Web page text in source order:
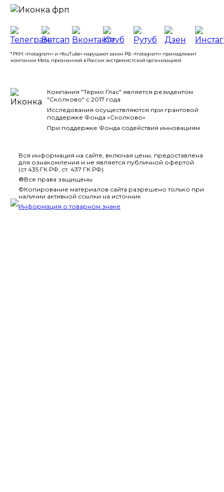
* РКН: «Instagram» и «YouTube» нарушают закон РФ. «Instagram» принадлежит
компании Meta, признанной в России экстремистской организацией
Компания "Термо Глас" является резидентом
"Сколково" с 2017 года
Исследования осуществляются при грантовой
поддержке Фонда «Сколково»
При поддержке Фонда содействия инновациям
Вся информация на сайте, включая цены, предоставлена
для ознакомления и не является публичной офертой
(ст.435 ГК РФ, ст. 437 ГК РФ)
®Все права защищены
©Копирование материалов сайта разрешено только при
наличии активной ссылки на источник
Информация о товарном знаке